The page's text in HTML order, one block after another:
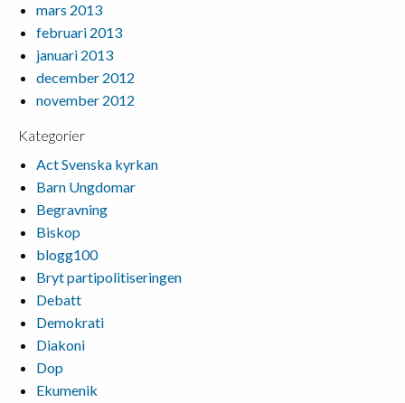
mars 2013
februari 2013
januari 2013
december 2012
november 2012
Kategorier
Act Svenska kyrkan
Barn Ungdomar
Begravning
Biskop
blogg100
Bryt partipolitiseringen
Debatt
Demokrati
Diakoni
Dop
Ekumenik